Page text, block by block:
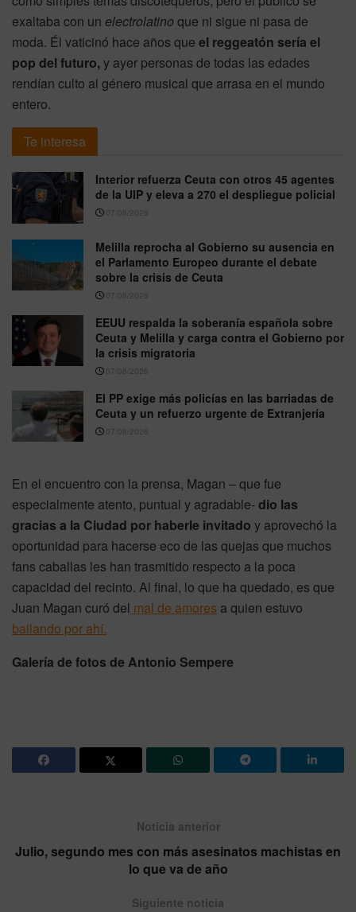
exaltaba con un electrolatino que ni sigue ni pasa de
moda. Él vaticinó hace años que el reggeatón sería el
pop del futuro,y ayer personas de todas las edades
rendían culto al género musical que arrasa en el mundo
entero.
Te interesa
Interior refuerza Ceuta con otros 45 agentes
de la UIP y eleva a 270 el despliegue policial
07/08/2026
Melilla reprocha al Gobierno su ausencia en
el Parlamento Europeo durante el debate
sobre la crisis de Ceuta
07/08/2026
EEUU respalda la soberanía española sobre
Ceuta y Melilla y carga contra el Gobierno por
la crisis migratoria
07/08/2026
El PP exige más policías en las barriadas de
Ceuta y un refuerzo urgente de Extranjería
07/08/2026
En el encuentro con la prensa, Magan – que fue
especialmente atento, puntual y agradable-dio las
gracias a la Ciudad por haberle invitado y aprovechó la
oportunidad para hacerse eco de las quejas que muchos
fans caballas les han trasmitido respecto a la poca
capacidad del recinto. Al final, lo que ha quedado, es que
Juan Magan curó del mal de amores a quien estuvo
bailando por ahí.
Galería de fotos de Antonio Sempere
Noticia anterior
Julio, segundo mes con más asesinatos machistas en
lo que va de año
Siguiente noticia